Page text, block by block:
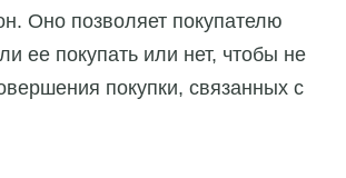
Оно позволяет покупателю
ее покупать или нет, чтобы не
покупки, связанных с